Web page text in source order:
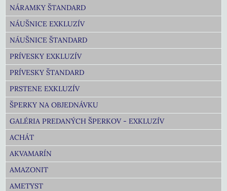
NÁRAMKY ŠTANDARD
NÁUŠNICE EXKLUZÍV
NÁUŠNICE ŠTANDARD
PRÍVESKY EXKLUZÍV
PRÍVESKY ŠTANDARD
PRSTENE EXKLUZÍV
ŠPERKY NA OBJEDNÁVKU
GALÉRIA PREDANÝCH ŠPERKOV - EXKLUZÍV
ACHÁT
AKVAMARÍN
AMAZONIT
AMETYST